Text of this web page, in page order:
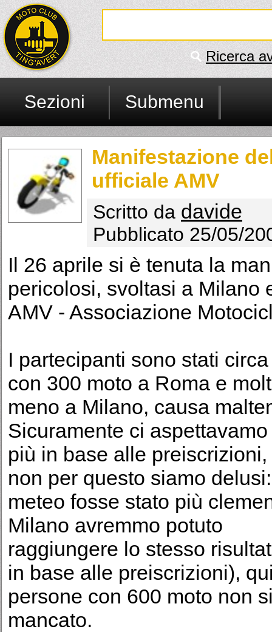
Ricerca
Sezioni Submenu
Manifestazione
ufficiale AMV
Scritto da davide
Pubblicato 25/05/
Il 26 aprile si è tenuta la
pericolosi, svoltasi a Milano
AMV - Associazione
I partecipanti sono stati
con 300 moto a Roma e
meno a Milano, causa
Sicuramente ci
più in base alle preiscrizioni,
non per questo siamo
meteo fosse stato più
Milano avremmo potuto
raggiungere lo stesso
in base alle preiscrizioni),
persone con 600 moto non
mancato.